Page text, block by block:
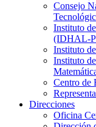
Consejo
Instituto
(IDHAL-
Instituto
Instituto
Centro de
Direcciones
Oficina